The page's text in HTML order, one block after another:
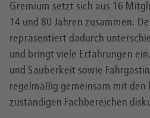
Gremium setzt sich aus 16
14 und 80 Jahren zusammen.
repräsentiert dadurch
und bringt viele Erfahrungen
und Sauberkeit sowie
regelmäßig gemeinsam mit den
zuständigen Fachbereichen